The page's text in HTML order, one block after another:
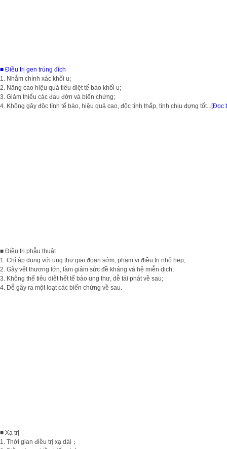
■ Điều trị gen trúng đích
1. Nhắm chính xác khối u;
2. Nâng cao hiệu quả tiêu diệt tế bào khối u;
3. Giảm thiểu các đau đớn và biến chứng;
4. Không gây độc tính tế bào, hiệu quả cao, độc tính thấp, tính chịu đựng tốt...[Đọc
■ Điều trị phẫu thuật
1. Chỉ áp dụng với ung thư giai đoạn sớm, phạm vi điều trị nhỏ hẹp;
2. Gây vết thương lớn, làm giảm sức đề kháng và hệ miễn dịch;
3. Không thế tiêu diệt hết tế bào ung thư, dễ tái phát về sau;
4. Dễ gây ra một loạt các biến chứng về sau.
■ Xạ trị
1. Thời gian điều trị xạ dài；